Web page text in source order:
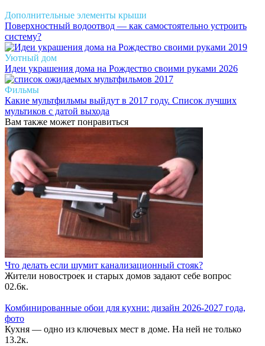
Дополнительные элементы крыши
Поверхностный водоотвод — как самостоятельно устроить
систему?
Уютный дом
Идеи украшения дома на Рождество своими руками 2026
Фильмы
Какие мультфильмы выйдут в 2017 году. Список лучших
мультиков с датой выхода
Вам также может понравиться
Что делать если шумит канализационный стояк?
Жители новостроек и старых домов задают себе вопрос
02.6к.
Комбинированные обои для кухни: дизайн 2026-2027 года,
фото
Кухня — одно из ключевых мест в доме. На ней не только
13.2к.